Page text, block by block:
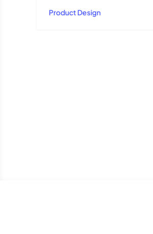
Product Design